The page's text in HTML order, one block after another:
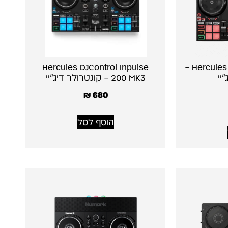
Hercules DJ Inpulse 200 MK2 –
Hercules DJControl Inpulse
200 MK3 – קונטרולר דיג׳יי
₪680
הוסף לסל